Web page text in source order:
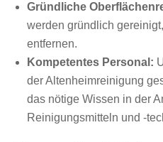
Gründliche
werden gründlich
entfernen.
Kompetentes Personal:
der Altenheimreinigung
das nötige Wissen in der
Reinigungsmitteln und -